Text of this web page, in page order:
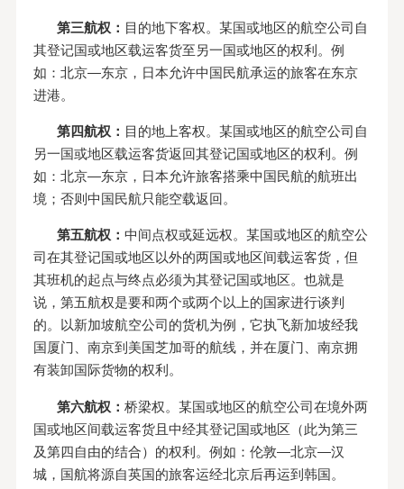
第三航权： 目的地下客权。某国或地区的航空公司自
其登记国或地区载运客货至另一国或地区的权利。例
如：北京—东京，日本允许中国民航承运的旅客在东京
进港。
第四航权： 目的地上客权。某国或地区的航空公司自
另一国或地区载运客货返回其登记国或地区的权利。例
如：北京—东京，日本允许旅客搭乘中国民航的航班出
境；否则中国民航只能空载返回。
第五航权：中间点权或延远权。某国或地区的航空公
司在其登记国或地区以外的两国或地区间载运客货，但
其班机的起点与终点必须为其登记国或地区。也就是
说，第五航权是要和两个或两个以上的国家进行谈判
的。以新加坡航空公司的货机为例，它执飞新加坡经我
国厦门、南京到美国芝加哥的航线，并在厦门、南京拥
有装卸国际货物的权利。
第六航权：桥梁权。某国或地区的航空公司在境外两
国或地区间载运客货且中经其登记国或地区（此为第三
及第四自由的结合）的权利。例如：伦敦—北京—汉
城，国航将源自英国的旅客运经北京后再运到韩国。